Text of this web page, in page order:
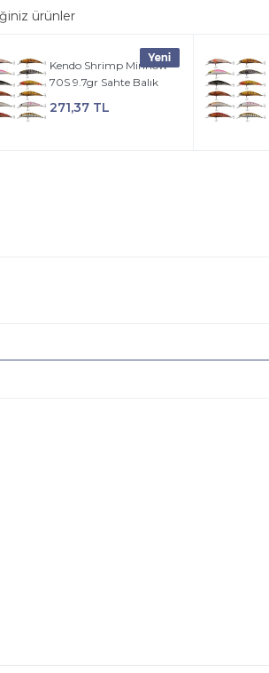
ürünler
Kendo Shrimp Minnow
70S 9.7gr Sahte Balık
271,37 TL